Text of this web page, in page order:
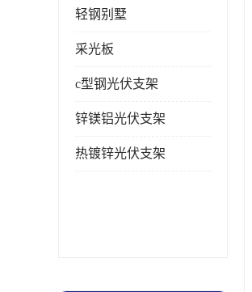
轻钢别墅
采光板
c型钢光伏支架
锌镁铝光伏支架
热镀锌光伏支架